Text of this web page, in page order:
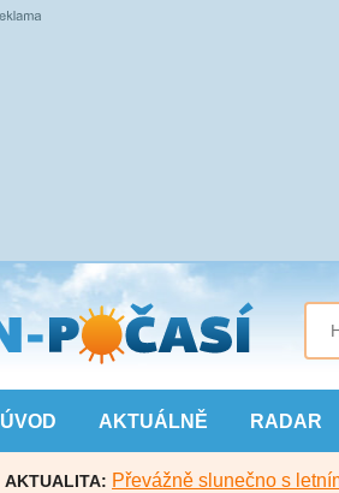
ÚVOD AKTUÁLNĚ RADAR
AKTUALITA: Převážně slunečno s